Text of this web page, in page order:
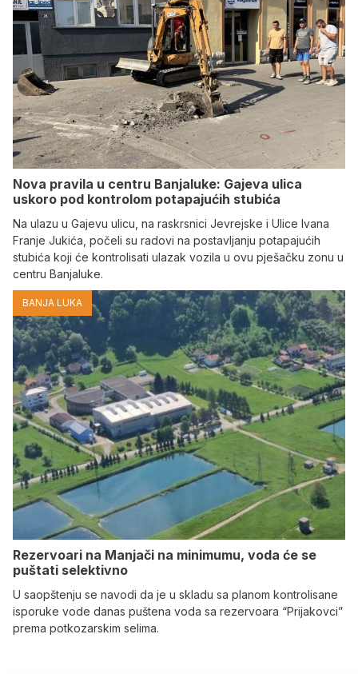
Nova pravila u centru Banjaluke: Gajeva ulica
uskoro pod kontrolom potapajućih stubića
Na ulazu u Gajevu ulicu, na raskrsnici Jevrejske i Ulice Ivana
Franje Jukića, počeli su radovi na postavljanju potapajućih
stubića koji će kontrolisati ulazak vozila u ovu pješačku zonu u
centru Banjaluke.
BANJA LUKA
Rezervoari na Manjači na minimumu, voda će se
puštati selektivno
U saopštenju se navodi da je u skladu sa planom kontrolisane
isporuke vode danas puštena voda sa rezervoara “Prijakovci”
prema potkozarskim selima.